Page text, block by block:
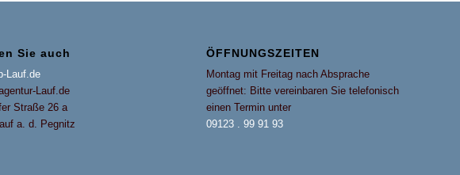
Sie auch
Lauf.de
Lauf.de
Straße 26 a
a. d. Pegnitz
ÖFFNUNGSZEITEN
Montag mit Freitag nach Absprache
geöffnet: Bitte vereinbaren Sie telefonisch
einen Termin unter
09123 . 99 91 93